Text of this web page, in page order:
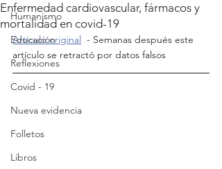
Humanismo
Educación
Reflexiones
Covid - 19
Nueva evidencia
Folletos
Libros
Enfermedad cardiovascular, fármacos y
mortalidad en covid-19
Artículo original
  - Semanas después este
artículo se retractó por datos falsos